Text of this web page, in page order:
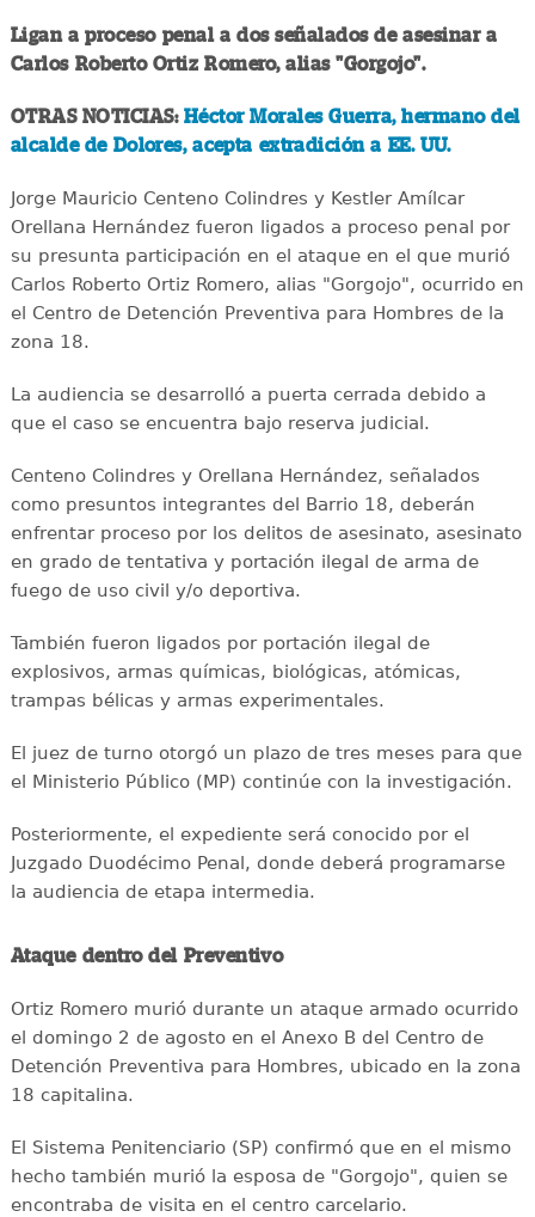
Ligan a proceso penal a dos señalados de asesinar a
Carlos Roberto Ortiz Romero, alias "Gorgojo".
OTRAS NOTICIAS: Héctor Morales Guerra, hermano del
alcalde de Dolores, acepta extradición a EE. UU.
Jorge Mauricio Centeno Colindres y Kestler Amílcar
Orellana Hernández fueron ligados a proceso penal por
su presunta participación en el ataque en el que murió
Carlos Roberto Ortiz Romero, alias "Gorgojo", ocurrido en
el Centro de Detención Preventiva para Hombres de la
zona 18.
La audiencia se desarrolló a puerta cerrada debido a
que el caso se encuentra bajo reserva judicial.
Centeno Colindres y Orellana Hernández, señalados
como presuntos integrantes del Barrio 18, deberán
enfrentar proceso por los delitos de asesinato, asesinato
en grado de tentativa y portación ilegal de arma de
fuego de uso civil y/o deportiva.
También fueron ligados por portación ilegal de
explosivos, armas químicas, biológicas, atómicas,
trampas bélicas y armas experimentales.
El juez de turno otorgó un plazo de tres meses para que
el Ministerio Público (MP) continúe con la investigación.
Posteriormente, el expediente será conocido por el
Juzgado Duodécimo Penal, donde deberá programarse
la audiencia de etapa intermedia.
Ataque dentro del Preventivo
Ortiz Romero murió durante un ataque armado ocurrido
el domingo 2 de agosto en el Anexo B del Centro de
Detención Preventiva para Hombres, ubicado en la zona
18 capitalina.
El Sistema Penitenciario (SP) confirmó que en el mismo
hecho también murió la esposa de "Gorgojo", quien se
encontraba de visita en el centro carcelario.